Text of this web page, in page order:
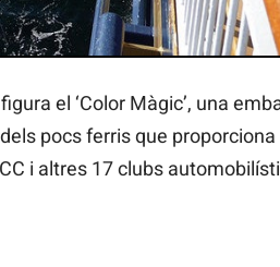
el ‘Color Màgic’, una
pocs ferris que
i altres 17 clubs